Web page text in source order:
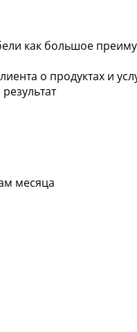
как большое
о продуктах и
месяца